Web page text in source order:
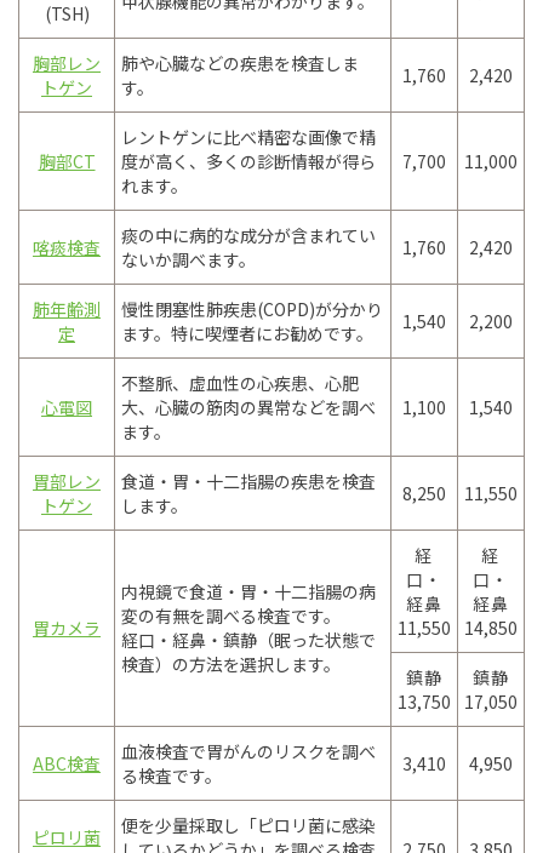
(TSH)
胸部レン
トゲン
肺や心臓などの疾患を検査しま
す。
1,760 2,420
胸部CT
レントゲンに比べ精密な画像で精
度が高く、多くの診断情報が得ら
れます。
7,700 11,000
喀痰検査
痰の中に病的な成分が含まれてい
ないか調べます。
1,760 2,420
肺年齢測
定
慢性閉塞性肺疾患(COPD)が分かり
ます。特に喫煙者にお勧めです。
1,540 2,200
心電図
不整脈、虚血性の心疾患、心肥
大、心臓の筋肉の異常などを調べ
ます。
1,100 1,540
胃部レン
トゲン
食道・胃・十二指腸の疾患を検査
します。
8,250 11,550
胃カメラ
内視鏡で食道・胃・十二指腸の病
変の有無を調べる検査です。
経口・経鼻・鎮静（眠った状態で
検査）の方法を選択します。
経
口・
経鼻
11,550
経
口・
経鼻
14,850
鎮静
13,750
鎮静
17,050
ABC検査
血液検査で胃がんのリスクを調べ
る検査です。
3,410 4,950
ピロリ菌
便を少量採取し「ピロリ菌に感染